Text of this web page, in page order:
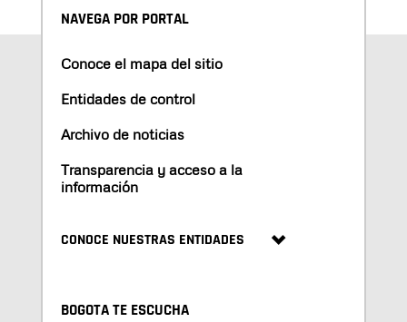
NAVEGA POR PORTAL
Conoce el mapa del sitio
Entidades de control
Archivo de noticias
Transparencia y acceso a la
información
CONOCE NUESTRAS ENTIDADES
BOGOTA TE ESCUCHA